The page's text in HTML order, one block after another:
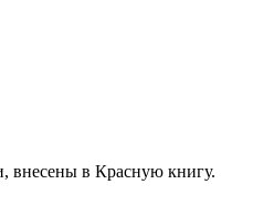
внесены в Красную книгу.